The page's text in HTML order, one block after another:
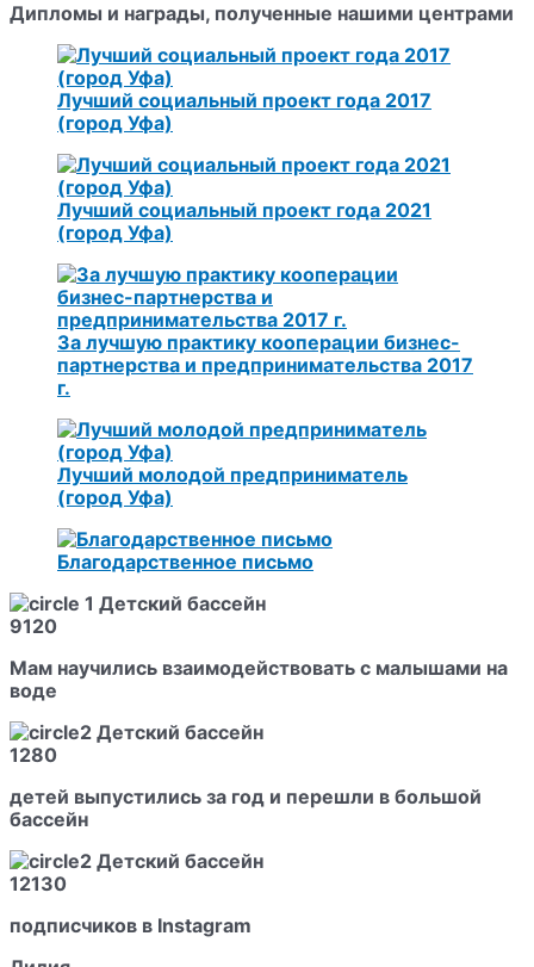
Дипломы и награды, полученные нашими центрами
Лучший социальный проект года 2017
(город Уфа)
Лучший социальный проект года 2021
(город Уфа)
За лучшую практику кооперации бизнес-
партнерства и предпринимательства 2017
г.
Лучший молодой предприниматель
(город Уфа)
Благодарственное письмо
9120
Мам научились взаимодействовать с малышами на
воде
1280
детей выпустились за год и перешли в большой
бассейн
12130
подписчиков в Instagram